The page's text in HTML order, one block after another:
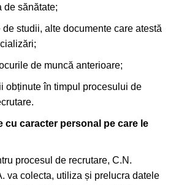
de sănătate;
studii, alte documente care atestă
de muncă anterioare;
obținute în timpul procesului de
cu caracter personal pe care le
procesul de recrutare, C.N.
va colecta, utiliza și prelucra datele